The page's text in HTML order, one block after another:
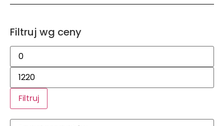
Filtruj wg ceny
Filtruj